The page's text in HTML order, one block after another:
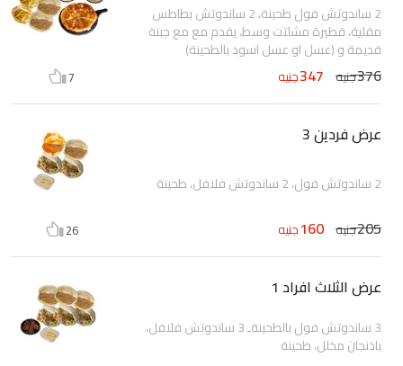
2 ساندوتش فول طحينة، 2 ساندوتش بطاطس
مقلية، قطيرة مشلتت وسط، يقدم مع مع جبنة
قديمة و (عسل او عسل اسود بالطحينة)
376جنيه 347جنيه 7
عرض فردين 3
2 ساندوتش فول، 2 ساندوتش فلافل، طحينة
205جنيه 160جنيه 26
عرض الثلاث افراد 1
3 ساندوتش فول بالطحينةـ 3 ساندوتش فلافل،
باذنجان مخلل، طحينة